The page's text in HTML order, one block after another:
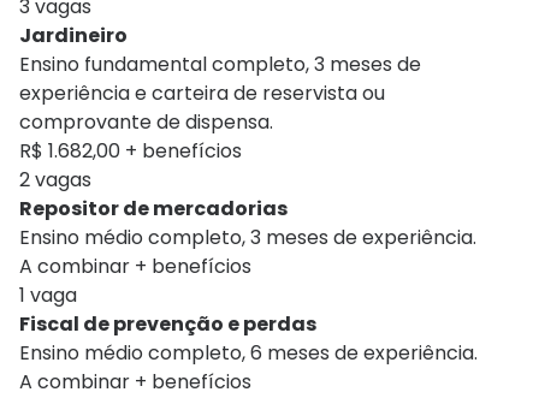
3 vagas
Jardineiro
Ensino fundamental completo, 3 meses de
experiência e carteira de reservista ou
comprovante de dispensa.
R$ 1.682,00 + benefícios
2 vagas
Repositor de mercadorias
Ensino médio completo, 3 meses de experiência.
A combinar + benefícios
1 vaga
Fiscal de prevenção e perdas
Ensino médio completo, 6 meses de experiência.
A combinar + benefícios